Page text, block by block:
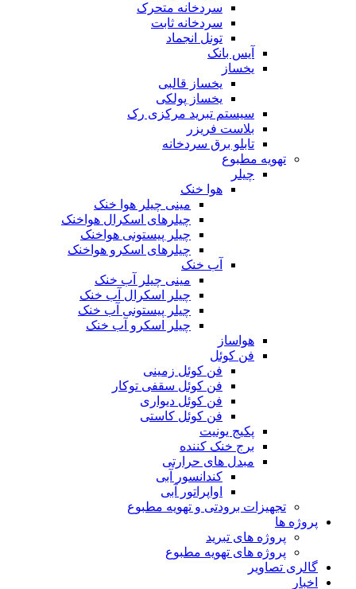
سردخانه متحرک
سردخانه ثابت
تونل انجماد
آیس بانک
یخساز
یخساز قالبی
یخساز پولکی
سیستم تبرید مرکزی رک
بلاست فریزر
تابلو برق سردخانه
تهویه مطبوع
چیلر
هوا خنک
مینی چیلر هوا خنک
چیلرهای اسکرال هواخنک
چیلر پیستونی هواخنک
چیلرهای اسکرو هواخنک
آب خنک
مینی چیلر آب خنک
چیلر اسکرال آب خنک
چیلر پیستونی آب خنک
چیلر اسکرو آب خنک
هواساز
فن کوئل
فن کوئل زمینی
فن کوئل سقفی توکار
فن کوئل دیواری
فن کوئل کاستی
پکیج یونیت
برج خنک کننده
مبدل های حرارتی
کندانسور آبی
اواپراتور آبی
تجهیزات برودتی و تهویه مطبوع
پروژه ها
پروژه های تبرید
پروژه های تهویه مطبوع
گالری تصاویر
اخبار